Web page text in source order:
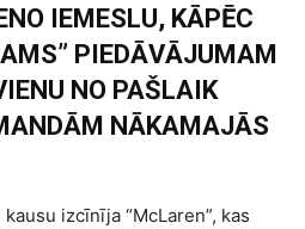
IEMESLU, KĀPĒC
PIEDĀVĀJUMAM
NO PAŠLAIK
NĀKAMAJĀS
izcīnīja “McLaren”, kas